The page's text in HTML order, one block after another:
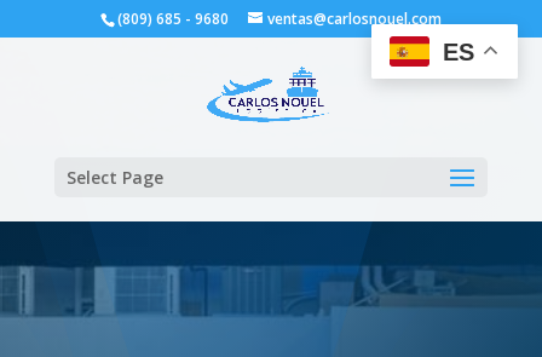
(809) 685 - 9680 ventas@carlosnouel.com
Select Page
ES